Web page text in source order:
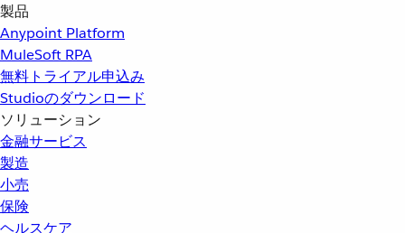
製品
Anypoint Platform
MuleSoft RPA
無料トライアル申込み
Studioのダウンロード
ソリューション
金融サービス
製造
小売
保険
ヘルスケア